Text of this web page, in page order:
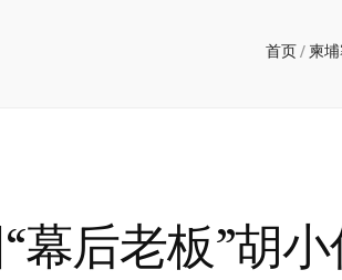
首页/ 柬
幕后老板”胡